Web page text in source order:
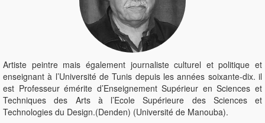
Artiste peintre mais également journaliste culturel et politique et
enseignant à l’Université de Tunis depuis les années soixante-dix. il
est Professeur émérite d’Enseignement Supérieur en Sciences et
Techniques des Arts à l’Ecole Supérieure des Sciences et
Technologies du Design.(Denden) (Université de Manouba).